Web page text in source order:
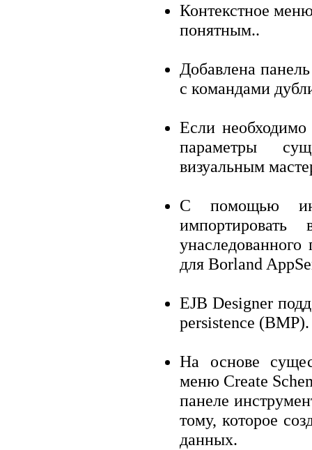
Контекстное
понятным..
Добавлена
с командами
Если
параметры
визуальным
С помощью
для Borland
EJB Designer
persistence (BMP).
На основе
меню Create
панеле
тому, которое
данных.